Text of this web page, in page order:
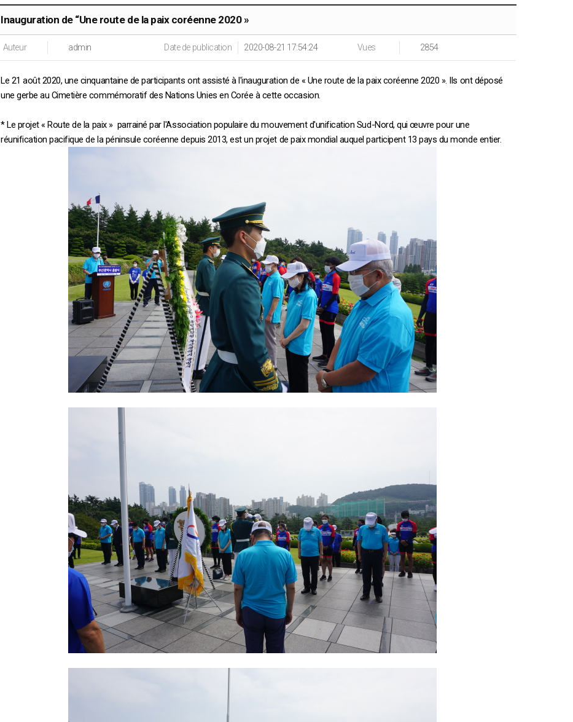
Inauguration de “Une route de la paix coréenne 2020 »
Auteur admin Date de publication 2020-08-21 17:54:24 Vues 2854
Le 21 août 2020, une cinquantaine de participants ont assisté à l'inauguration de « Une route de la paix coréenne 2020 ». Ils ont déposé
une gerbe au Cimetière commémoratif des Nations Unies en Corée à cette occasion.
* Le projet « Route de la paix » parrainé par l'Association populaire du mouvement d'unification Sud-Nord, qui œuvre pour une
réunification pacifique de la péninsule coréenne depuis 2013, est un projet de paix mondial auquel participent 13 pays du monde entier.